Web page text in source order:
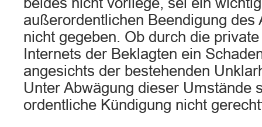
außerordentlichen Beendigung des
nicht gegeben. Ob durch die
Internets der Beklagten ein
angesichts der bestehenden
Unter Abwägung dieser Umstände
ordentliche Kündigung nicht